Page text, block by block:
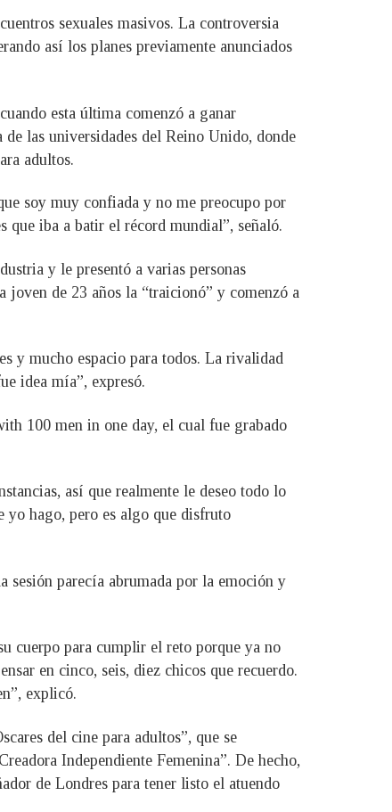
sexuales masivos. La controversia
así los planes previamente anunciados
esta última comenzó a ganar
las universidades del Reino Unido, donde
adultos.
soy muy confiada y no me preocupo por
que iba a batir el récord mundial”, señaló.
y le presentó a varias personas
joven de 23 años la “traicionó” y comenzó a
y mucho espacio para todos. La rivalidad
idea mía”, expresó.
100 men in one day, el cual fue grabado
así que realmente le deseo todo lo
yo hago, pero es algo que disfruto
parecía abrumada por la emoción y
cuerpo para cumplir el reto porque ya no
en cinco, seis, diez chicos que recuerdo.
explicó.
del cine para adultos”, que se
Independiente Femenina”. De hecho,
de Londres para tener listo el atuendo